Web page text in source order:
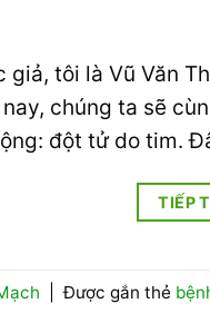
giả, tôi là Vũ Văn
chúng ta sẽ
đột tử do tim.
TIẾP
Được gắn thẻ